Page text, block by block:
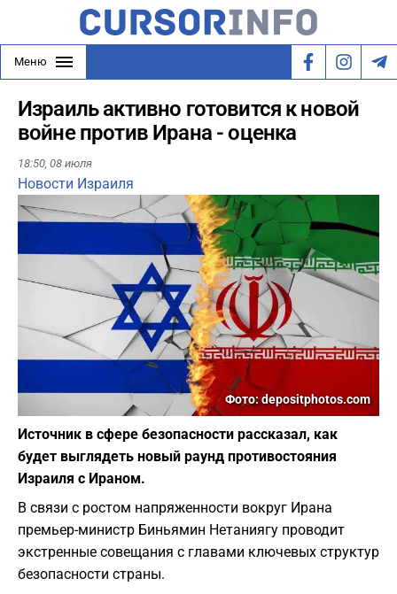
Меню
Израиль активно готовится к новой
войне против Ирана - оценка
18:50, 08 июля
Новости Израиля
Фото: depositphotos.com
Источник в сфере безопасности рассказал, как
будет выглядеть новый раунд противостояния
Израиля с Ираном.
В связи с ростом напряженности вокруг Ирана
премьер-министр Биньямин Нетаниягу проводит
экстренные совещания с главами ключевых структур
безопасности страны.